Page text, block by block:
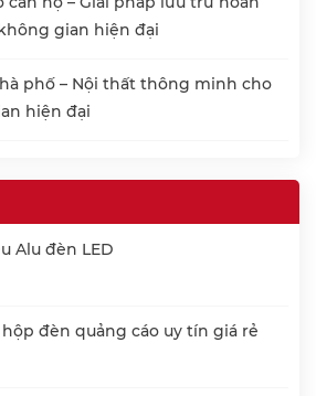
gian hiện đại
phố – Nội thất thông minh cho
hiện đại
Alu đèn LED
đèn quảng cáo uy tín giá rẻ